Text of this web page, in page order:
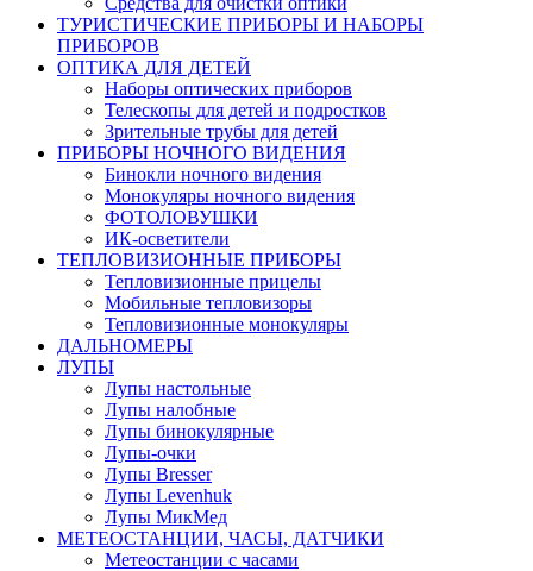
ТУРИСТИЧЕСКИЕ ПРИБОРЫ И НАБОРЫ
ПРИБОРОВ
ОПТИКА ДЛЯ ДЕТЕЙ
Наборы оптических приборов
Телескопы для детей и подростков
Зрительные трубы для детей
ПРИБОРЫ НОЧНОГО ВИДЕНИЯ
Бинокли ночного видения
Монокуляры ночного видения
ФОТОЛОВУШКИ
ИК-осветители
ТЕПЛОВИЗИОННЫЕ ПРИБОРЫ
Тепловизионные прицелы
Мобильные тепловизоры
Тепловизионные монокуляры
ДАЛЬНОМЕРЫ
ЛУПЫ
Лупы настольные
Лупы налобные
Лупы бинокулярные
Лупы-очки
Лупы Bresser
Лупы Levenhuk
Лупы МикМед
МЕТЕОСТАНЦИИ, ЧАСЫ, ДАТЧИКИ
Метеостанции с часами